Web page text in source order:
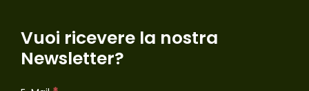
Vuoi ricevere la nostra
Newsletter?